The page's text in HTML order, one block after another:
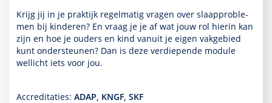
Krijg jij in je prak­tijk regelmatig vragen over slaappro­ble­
men bij kin­de­ren? En vraag je je af wat jouw rol hierin kan
zijn en hoe je ouders en kind vanuit je eigen vakgebied
kunt onder­steunen? Dan is deze ver­die­pende module
wellicht iets voor jou.
Accreditaties: ADAP, KNGF, SKF